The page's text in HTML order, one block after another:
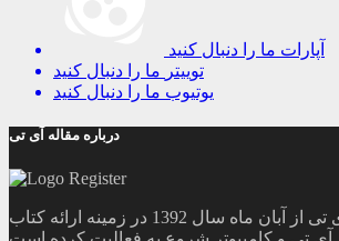
آپارات ما را دنبال کنید
توییتر ما را دنبال کنید
یوتیوب ما را دنبال کنید
درباره مقاله آی تی
وبسایت مقاله آی تی از آبان ماه سال 1392 در زمینه ارائه کتاب